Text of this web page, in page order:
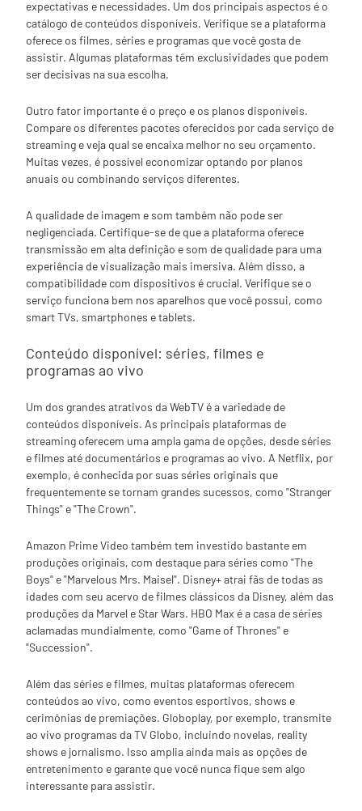
expectativas e necessidades. Um dos principais aspectos é o
catálogo de conteúdos disponíveis. Verifique se a plataforma
oferece os filmes, séries e programas que você gosta de
assistir. Algumas plataformas têm exclusividades que podem
ser decisivas na sua escolha.
Outro fator importante é o preço e os planos disponíveis.
Compare os diferentes pacotes oferecidos por cada serviço de
streaming e veja qual se encaixa melhor no seu orçamento.
Muitas vezes, é possível economizar optando por planos
anuais ou combinando serviços diferentes.
A qualidade de imagem e som também não pode ser
negligenciada. Certifique-se de que a plataforma oferece
transmissão em alta definição e som de qualidade para uma
experiência de visualização mais imersiva. Além disso, a
compatibilidade com dispositivos é crucial. Verifique se o
serviço funciona bem nos aparelhos que você possui, como
smart TVs, smartphones e tablets.
Conteúdo disponível: séries, filmes e
programas ao vivo
Um dos grandes atrativos da WebTV é a variedade de
conteúdos disponíveis. As principais plataformas de
streaming oferecem uma ampla gama de opções, desde séries
e filmes até documentários e programas ao vivo. A Netflix, por
exemplo, é conhecida por suas séries originais que
frequentemente se tornam grandes sucessos, como "Stranger
Things" e "The Crown".
Amazon Prime Video também tem investido bastante em
produções originais, com destaque para séries como "The
Boys" e "Marvelous Mrs. Maisel". Disney+ atrai fãs de todas as
idades com seu acervo de filmes clássicos da Disney, além das
produções da Marvel e Star Wars. HBO Max é a casa de séries
aclamadas mundialmente, como "Game of Thrones" e
"Succession".
Além das séries e filmes, muitas plataformas oferecem
conteúdos ao vivo, como eventos esportivos, shows e
cerimônias de premiações. Globoplay, por exemplo, transmite
ao vivo programas da TV Globo, incluindo novelas, reality
shows e jornalismo. Isso amplia ainda mais as opções de
entretenimento e garante que você nunca fique sem algo
interessante para assistir.